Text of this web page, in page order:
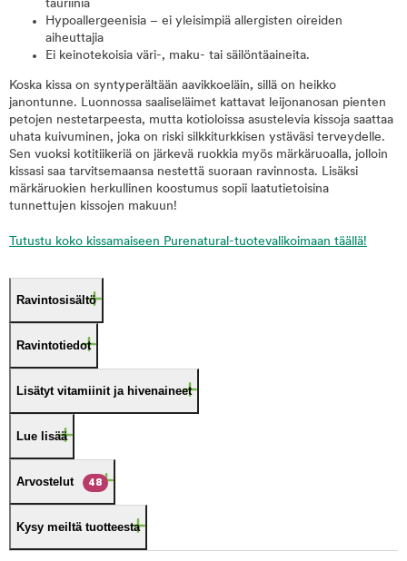
tauriinia
Hypoallergeenisia – ei yleisimpiä allergisten oireiden
aiheuttajia
Ei keinotekoisia väri-, maku- tai säilöntäaineita.
Koska kissa on syntyperältään aavikkoeläin, sillä on heikko
janontunne. Luonnossa saaliseläimet kattavat leijonanosan pienten
petojen nestetarpeesta, mutta kotioloissa asustelevia kissoja saattaa
uhata kuivuminen, joka on riski silkkiturkkisen ystäväsi terveydelle.
Sen vuoksi kotitiikeriä on järkevä ruokkia myös märkäruoalla, jolloin
kissasi saa tarvitsemaansa nestettä suoraan ravinnosta. Lisäksi
märkäruokien herkullinen koostumus sopii laatutietoisina
tunnettujen kissojen makuun!
Tutustu koko kissamaiseen Purenatural-tuotevalikoimaan täällä!
Ravintosisältö
Ravintotiedot
Lisätyt vitamiinit ja hivenaineet
Lue lisää
Arvostelut 48
Kysy meiltä tuotteesta